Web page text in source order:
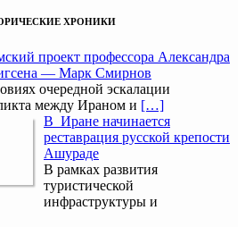
ХРОНИКИ
проект профессора Александра
— Марк Смирнов
очередной эскалации
между Ираном и […]
В Иране начинается
реставрация русской крепости
Ашураде
В рамках развития
туристической
инфраструктуры и